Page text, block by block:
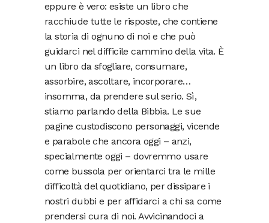
eppure è vero: esiste un libro che
racchiude tutte le risposte, che contiene
la storia di ognuno di noi e che può
guidarci nel difficile cammino della vita. È
un libro da sfogliare, consumare,
assorbire, ascoltare, incorporare…
insomma, da prendere sul serio. Sì,
stiamo parlando della Bibbia. Le sue
pagine custodiscono personaggi, vicende
e parabole che ancora oggi – anzi,
specialmente oggi – dovremmo usare
come bussola per orientarci tra le mille
difficoltà del quotidiano, per dissipare i
nostri dubbi e per affidarci a chi sa come
prendersi cura di noi. Avvicinandoci a